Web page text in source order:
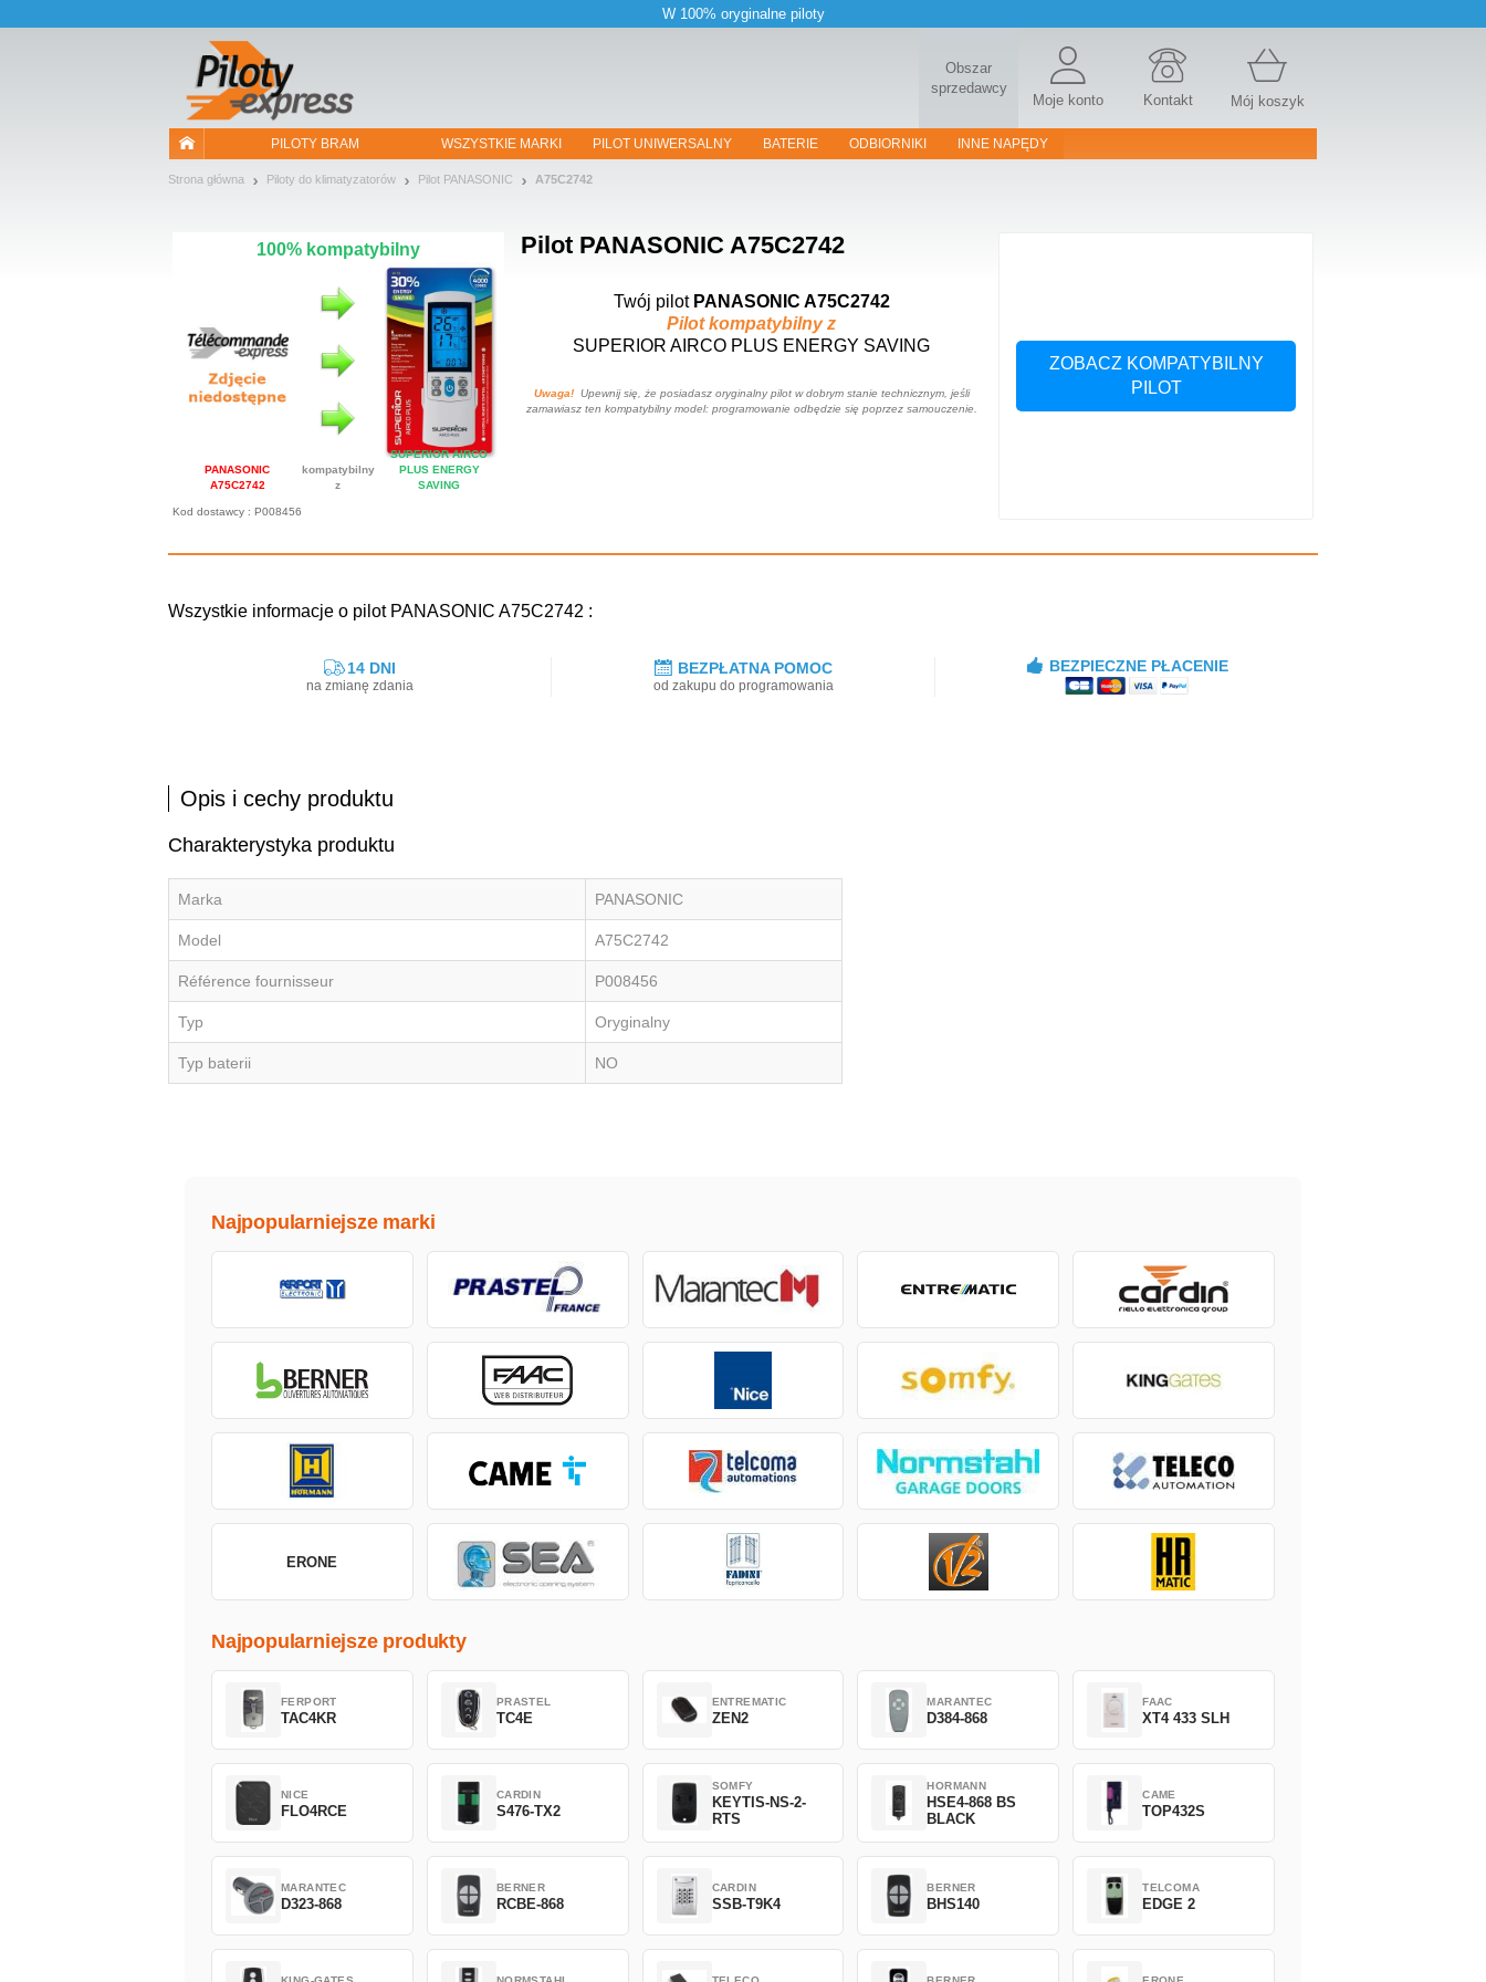
W 100% oryginalne piloty
Obszar
sprzedawcy
Moje konto Kontakt Mój koszyk
PILOTY BRAM WSZYSTKIE MARKI PILOT UNIWERSALNY BATERIE ODBIORNIKI INNE NAPĘDY
Strona główna Piloty do klimatyzatorów Pilot PANASONIC A75C2742
Pilot PANASONIC A75C2742
100% kompatybilny
PANASONIC
A75C2742
kompatybilny
z
SUPERIOR AIRCO
PLUS ENERGY
SAVING
Twój pilot PANASONIC A75C2742
Pilot kompatybilny z
SUPERIOR AIRCO PLUS ENERGY SAVING
Uwaga!Upewnij się, że posiadasz oryginalny pilot w dobrym stanie technicznym, jeśli
zamawiasz ten kompatybilny model: programowanie odbędzie się poprzez samouczenie.
ZOBACZ KOMPATYBILNY
PILOT
Kod dostawcy : P008456
Wszystkie informacje o pilot PANASONIC A75C2742 :
14 DNI
na zmianę zdania
BEZPŁATNA POMOC
od zakupu do programowania
BEZPIECZNE PŁACENIE
Opis i cechy produktu
Charakterystyka produktu
Marka PANASONIC
Model A75C2742
Référence fournisseur P008456
Typ Oryginalny
Typ baterii NO
Najpopularniejsze marki
ERONE
Najpopularniejsze produkty
FERPORT
TAC4KR
PRASTEL
TC4E
ENTREMATIC
ZEN2
MARANTEC
D384-868
FAAC
XT4 433 SLH
NICE
FLO4RCE
CARDIN
S476-TX2
SOMFY
KEYTIS-NS-2-
RTS
HORMANN
HSE4-868 BS
BLACK
CAME
TOP432S
MARANTEC
D323-868
BERNER
RCBE-868
CARDIN
SSB-T9K4
BERNER
BHS140
TELCOMA
EDGE 2